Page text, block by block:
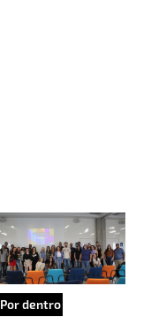
Por dentro